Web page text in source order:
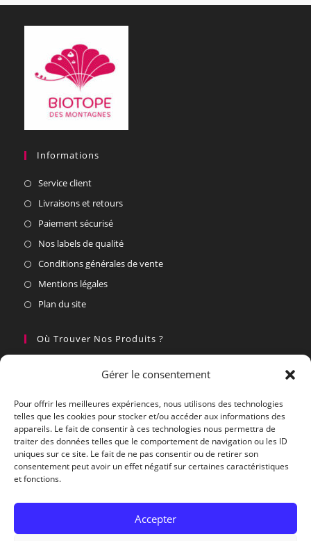
Gérer le consentement
Pour offrir les meilleures expériences, nous utilisons des technologies
telles que les cookies pour stocker et/ou accéder aux informations des
appareils. Le fait de consentir à ces technologies nous permettra de
traiter des données telles que le comportement de navigation ou les ID
uniques sur ce site. Le fait de ne pas consentir ou de retirer son
consentement peut avoir un effet négatif sur certaines caractéristiques
et fonctions.
Accepter
Informations
Service client
Livraisons et retours
Paiement sécurisé
Nos labels de qualité
Conditions générales de vente
Mentions légales
Plan du site
Où Trouver Nos Produits ?
Nous Contacter Du Lundi Au Vendredi
Par courrier :
Village Actif, 30460 Soudorgues
Par E-mail :